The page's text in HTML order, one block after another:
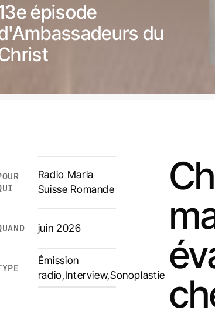
épisode
du
Radio Maria
Suisse Romande
juin 2026
Émission
radio,Interview,Sonoplastie